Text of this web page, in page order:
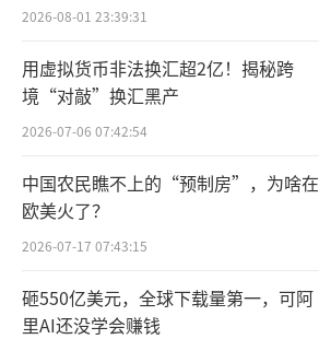
2026-08-01 23:39:31
用虚拟货币非法换汇超2亿！揭秘跨
境“对敲”换汇黑产
2026-07-06 07:42:54
中国农民瞧不上的“预制房”，为啥在
欧美火了？
2026-07-17 07:43:15
砸550亿美元，全球下载量第一，可阿
里AI还没学会赚钱